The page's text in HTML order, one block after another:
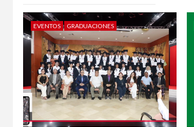
EVENTOS GRADUACIONES